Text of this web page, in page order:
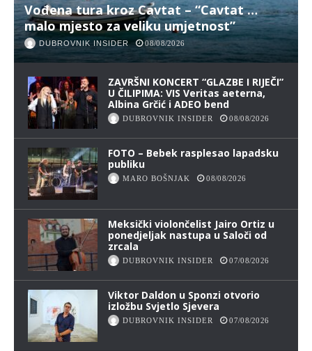
Vođena tura kroz Cavtat – “Cavtat …
malo mjesto za veliku umjetnost”
DUBROVNIK INSIDER 08/08/2026
ZAVRŠNI KONCERT “GLAZBE I RIJEČI”
U ČILIPIMA: VIS Veritas aeterna,
Albina Grčić i ADEO bend
DUBROVNIK INSIDER 08/08/2026
FOTO – Bebek rasplesao lapadsku
publiku
MARO BOŠNJAK 08/08/2026
Meksički violončelist Jairo Ortiz u
ponedjeljak nastupa u Saloči od
zrcala
DUBROVNIK INSIDER 07/08/2026
Viktor Daldon u Sponzi otvorio
izložbu Svjetlo Sjevera
DUBROVNIK INSIDER 07/08/2026